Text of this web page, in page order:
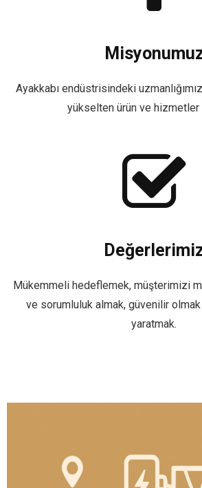
Ayakkabı endüstrisindeki
yükselten ürün ve hizmetler
Mükemmeli hedeflemek, müşterimizi
ve sorumluluk almak, güvenilir
yaratmak.